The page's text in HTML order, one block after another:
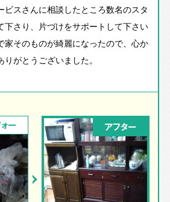
ビスさんに相談したところ数名のスタ
下さり、片づけをサポートして下さい
家そのものが綺麗になったので、心か
がとうございました。
ー アフター